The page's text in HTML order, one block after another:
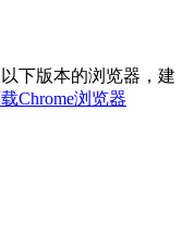
下版本的浏览器，建
Chrome浏览器